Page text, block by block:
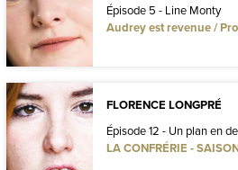
Épisode 5 - Line Monty
Audrey est revenue /
FLORENCE LONGPRÉ
Épisode 12 - Un plan en
LA CONFRÉRIE -